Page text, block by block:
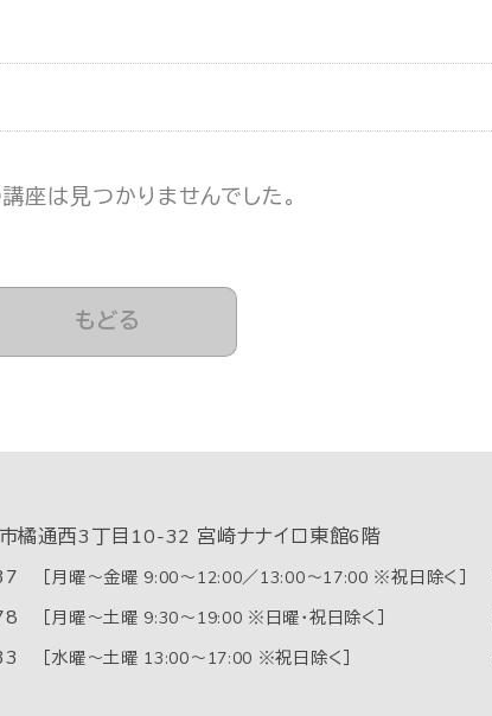
座は見つかりませんでした。
もどる
橘通西3丁目10-32 宮崎ナナイロ東館6階
［月曜～金曜 9:00～12:00／13:00～17:00 ※祝日除く］
［月曜～土曜 9:30～19:00 ※日曜・祝日除く］
［水曜～土曜 13:00～17:00 ※祝日除く］